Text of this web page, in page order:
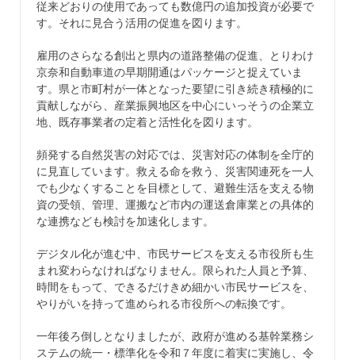
従来どおりの使用であっても数億円の追加投資が必要で
す。それに見合う活用の促進を図ります。
雇用のさらなる創出と県内の道路整備の促進、とりわけ
京奈和自動車道の早期開通はパッケージと捉えていま
す。県と市町村が一体となった要望に引き続き積極的に
貢献しながら、産業振興地区を中心にいっそうの企業立
地、既存事業者の定着と活性化を図ります。
頻発する自然災害の対応では、災害対応の体制を全庁的
に見直しています。救える命を救う、災害関連死を一人
でも少なくすることを目標として、避難生活を支える物
資の受領、管理、運搬など市内の運送倉庫業との具体的
な連携なども検討を加速化します。
デジタル化が進む中、市民サービスを支える市役所も生
まれ変わらなければなりません。限られた人員と予算、
時間をもって、できるだけきめ細かい市民サービスを、
やりがいを持って進められる市役所への転換です。
一年後ろ倒しとなりましたが、政府が進める基幹業務シ
ステムの統一・標準化を令和７年度に着実に実施し、令